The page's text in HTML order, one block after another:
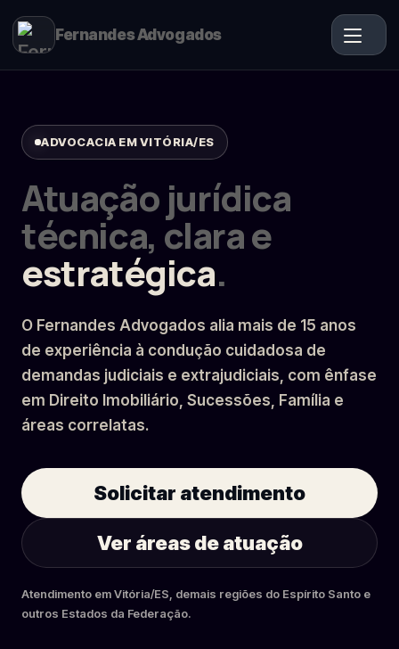
Fernandes Advogados
ADVOCACIA EM VITÓRIA/ES
Atuação jurídica
técnica, clara e
estratégica.
O Fernandes Advogados alia mais de 15 anos
de experiência à condução cuidadosa de
demandas judiciais e extrajudiciais, com ênfase
em Direito Imobiliário, Sucessões, Família e
áreas correlatas.
Solicitar atendimento
Ver áreas de atuação
Atendimento em Vitória/ES, demais regiões do Espírito Santo e
outros Estados da Federação.